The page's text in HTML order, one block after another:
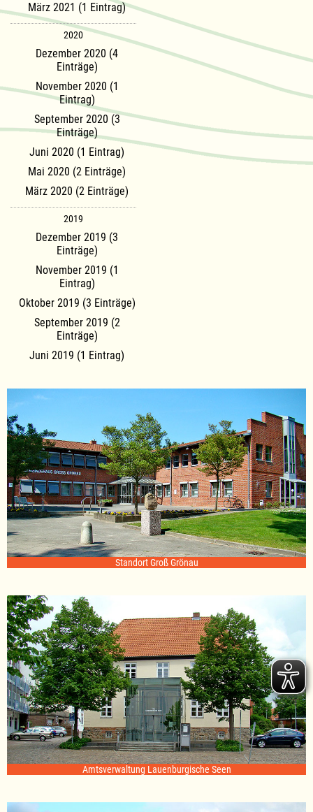
März 2021 (1 Eintrag)
2020
Dezember 2020 (4
Einträge)
November 2020 (1
Eintrag)
September 2020 (3
Einträge)
Juni 2020 (1 Eintrag)
Mai 2020 (2 Einträge)
März 2020 (2 Einträge)
2019
Dezember 2019 (3
Einträge)
November 2019 (1
Eintrag)
Oktober 2019 (3 Einträge)
September 2019 (2
Einträge)
Juni 2019 (1 Eintrag)
Standort Groß Grönau
Amtsverwaltung Lauenburgische Seen